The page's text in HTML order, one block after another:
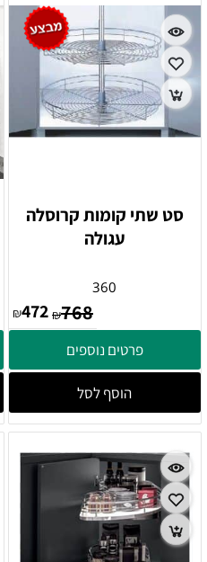
סט שתי קומות קרוסלה
עגולה
360
₪768
₪472
פרטים נוספים
הוסף לסל